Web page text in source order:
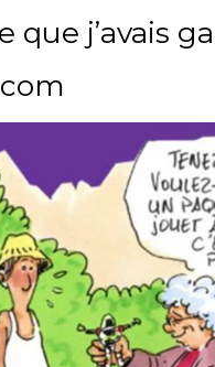
que j’avais